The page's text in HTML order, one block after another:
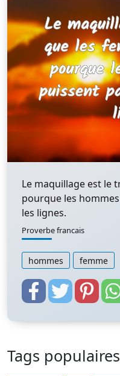
Le maquillage est le
pourque les
les lignes.
Proverbe francais
hommes femme
Tags populaires